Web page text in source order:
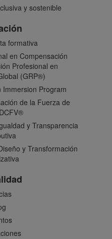
y sostenible
formativa
en Compensación
Profesional en
(GRP®)
Program
de la Fuerza de
y Transparencia
y Transformación